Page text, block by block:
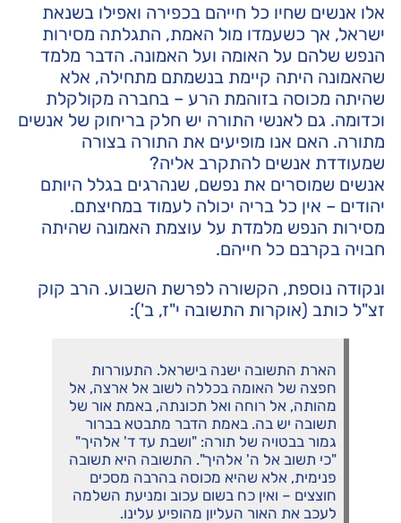
אלו אנשים שחיו כל חייהם בכפירה ואפילו בשנאת
ישראל, אך כשעמדו מול האמת, התגלתה מסירות
הנפש שלהם על האומה ועל האמונה. הדבר מלמד
שהאמונה היתה קיימת בנשמתם מתחילה, אלא
שהיתה מכוסה בזוהמת הרע – בחברה מקולקלת
וכדומה. גם לאנשי התורה יש חלק בריחוק של אנשים
מתורה. האם אנו מופיעים את התורה בצורה
שמעודדת אנשים להתקרב אליה?
אנשים שמוסרים את נפשם, שנהרגים בגלל היותם
יהודים – אין כל בריה יכולה לעמוד במחיצתם.
מסירות הנפש מלמדת על עוצמת האמונה שהיתה
חבויה בקרבם כל חייהם.
ונקודה נוספת, הקשורה לפרשת השבוע. הרב קוק
זצ"ל כותב (אוקרות התשובה י"ז, ב'):
הארת התשובה ישנה בישראל. התעוררות
חפצה של האומה בכללה לשוב אל ארצה, אל
מהותה, אל רוחה ואל תכונתה, באמת אור של
תשובה יש בה. באמת הדבר מתבטא בברור
גמור בבטויה של תורה: "ושבת עד ד' אלהיך"
"כי תשוב אל ה' אלהיך". התשובה היא תשובה
פנימית, אלא שהיא מכוסה בהרבה מסכים
חוצצים – ואין כח בשום עכוב ומניעת השלמה
לעכב את האור העליון מהופיע עלינו.